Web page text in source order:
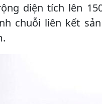
diện tích lên
chuỗi liên kết